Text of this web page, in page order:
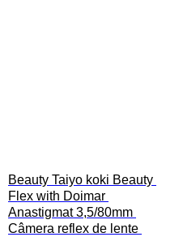
Beauty Taiyo koki Beauty
Flex with Doimar
Anastigmat 3,5/80mm
Câmera reflex de lente